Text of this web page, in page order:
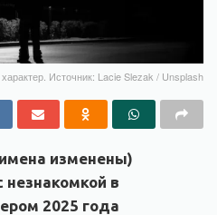
Источник: Lacie Slezak / Unsplash
изменены)
незнакомкой в
2025 года